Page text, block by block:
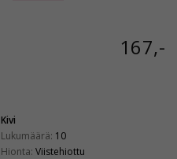
167,-
Kivi
Lukumäärä: 10
Hionta: Viistehiottu